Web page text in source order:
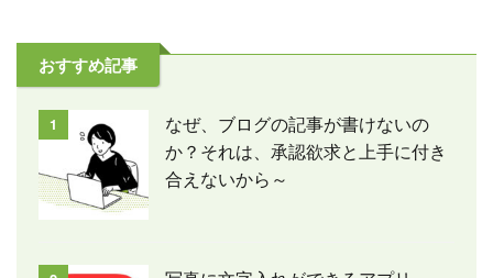
おすすめ記事
1
なぜ、ブログの記事が書けないの
か？それは、承認欲求と上手に付き
合えないから～